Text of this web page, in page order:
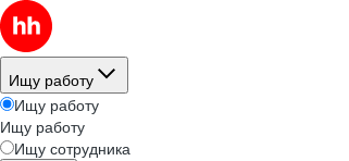
Ищу работу
Ищу работу
Ищу работу
Ищу сотрудника